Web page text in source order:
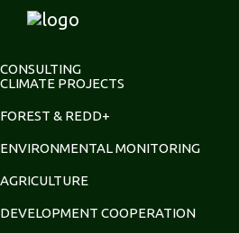
CONSULTING
CLIMATE PROJECTS
FOREST & REDD+
ENVIRONMENTAL MONITORING
AGRICULTURE
DEVELOPMENT COOPERATION